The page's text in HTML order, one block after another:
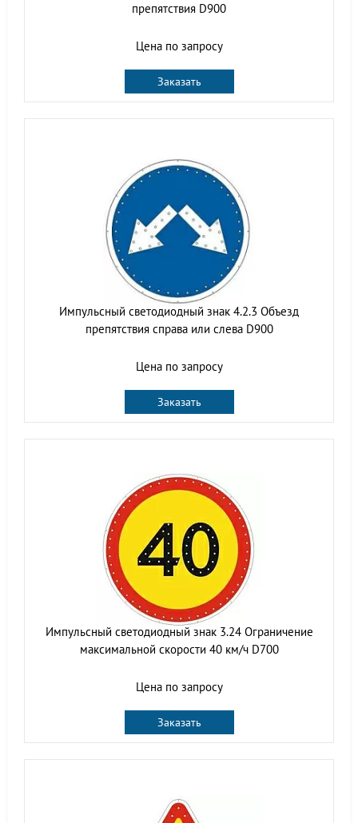
препятствия D900
Цена по запросу
Заказать
Импульсный светодиодный знак 4.2.3 Объезд
препятствия справа или слева D900
Цена по запросу
Заказать
Импульсный светодиодный знак 3.24 Ограничение
максимальной скорости 40 км/ч D700
Цена по запросу
Заказать